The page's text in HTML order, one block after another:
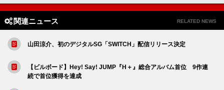
関連ニュース RELATED NEWS
山田涼介、初のデジタルSG「SWITCH」配信リリース決定
【ビルボード】Hey! Say! JUMP『H＋』総合アルバム首位 9作連
続で首位獲得を達成